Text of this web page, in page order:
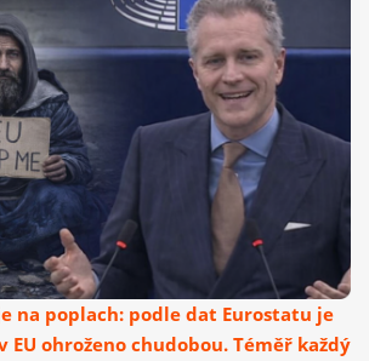
na poplach: podle dat Eurostatu je
ohroženo chudobou. Téměř každý